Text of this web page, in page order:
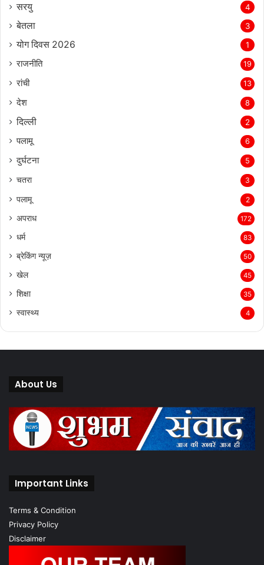
सरयु 4
बेतला 3
योग दिवस 2026 1
राजनीति 19
रांची 13
देश 8
दिल्‍ली 2
पलामू 6
दुर्घटना 5
चतरा 3
पलामू 2
अपराध 172
धर्म 83
ब्रेकिंग न्यूज़ 50
खेल 45
शिक्षा 35
स्वास्थ्य 4
About Us
Important Links
Terms & Condition
Privacy Policy
Disclaimer